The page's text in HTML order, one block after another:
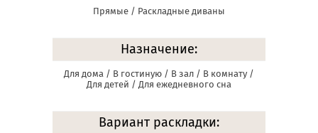
Прямые / Раскладные диваны
Назначение:
Для дома / В гостиную / В зал / В комнату /
Для детей / Для ежедневного сна
Вариант раскладки: